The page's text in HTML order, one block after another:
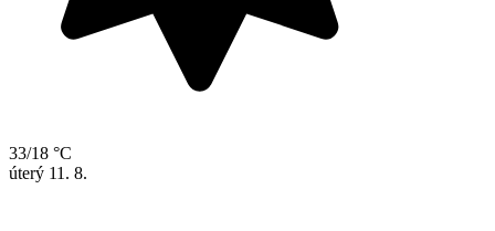
33/18 °C
úterý 11. 8.